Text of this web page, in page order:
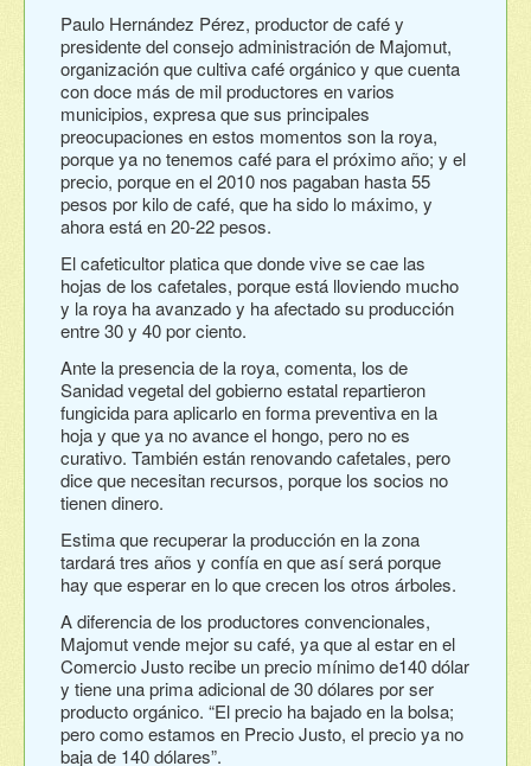
Paulo Hernández Pérez, productor de café y
presidente del consejo administración de Majomut,
organización que cultiva café orgánico y que cuenta
con doce más de mil productores en varios
municipios, expresa que sus principales
preocupaciones en estos momentos son la roya,
porque ya no tenemos café para el próximo año; y el
precio, porque en el 2010 nos pagaban hasta 55
pesos por kilo de café, que ha sido lo máximo, y
ahora está en 20-22 pesos.
El cafeticultor platica que donde vive se cae las
hojas de los cafetales, porque está lloviendo mucho
y la roya ha avanzado y ha afectado su producción
entre 30 y 40 por ciento.
Ante la presencia de la roya, comenta, los de
Sanidad vegetal del gobierno estatal repartieron
fungicida para aplicarlo en forma preventiva en la
hoja y que ya no avance el hongo, pero no es
curativo. También están renovando cafetales, pero
dice que necesitan recursos, porque los socios no
tienen dinero.
Estima que recuperar la producción en la zona
tardará tres años y confía en que así será porque
hay que esperar en lo que crecen los otros árboles.
A diferencia de los productores convencionales,
Majomut vende mejor su café, ya que al estar en el
Comercio Justo recibe un precio mínimo de140 dólar
y tiene una prima adicional de 30 dólares por ser
producto orgánico. “El precio ha bajado en la bolsa;
pero como estamos en Precio Justo, el precio ya no
baja de 140 dólares”.